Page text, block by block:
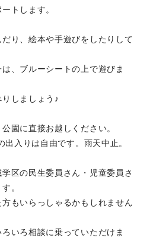
トします。
り、絵本や手遊びをしたりして
、ブルーシートの上で遊びま
しましょう♪
園に直接お越しください。
入りは自由です。雨天中止。
区の民生委員さん・児童委員さ
。
もいらっしゃるかもしれません
いろ相談に乗っていただけま